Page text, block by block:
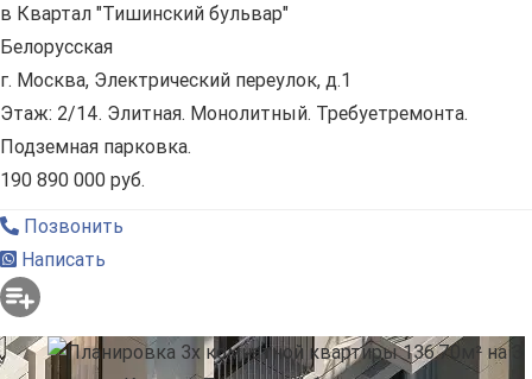
в Квартал "Тишинский бульвар"
Белорусская
г. Москва, Электрический переулок, д.1
Этаж: 2/14. Элитная. Монолитный. Требуетремонта.
Подземная парковка.
190 890 000 руб.
Позвонить
Написать